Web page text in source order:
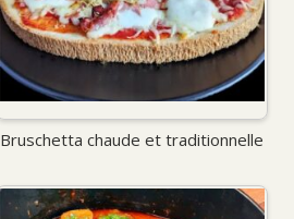
Bruschetta chaude et traditionnelle